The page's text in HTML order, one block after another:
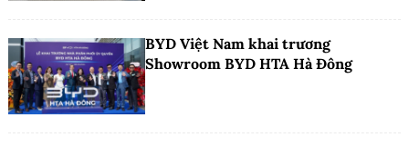
BYD Việt Nam khai trương
Showroom BYD HTA Hà Đông